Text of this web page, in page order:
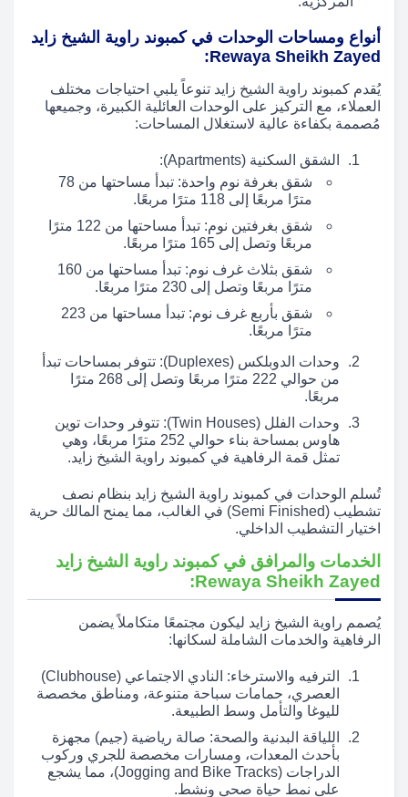
أنواع ومساحات الوحدات في كمبوند راوية الشيخ زايد
Rewaya Sheikh Zayed:
يُقدم كمبوند راوية الشيخ زايد تنوعاً يلبي احتياجات مختلف
العملاء، مع التركيز على الوحدات العائلية الكبيرة، وجميعها
مُصممة بكفاءة عالية لاستغلال المساحات:
الشقق السكنية (Apartments):
شقق بغرفة نوم واحدة: تبدأ مساحتها من 78
مترًا مربعًا إلى 118 مترًا مربعًا.
شقق بغرفتين نوم: تبدأ مساحتها من 122 مترًا
مربعًا وتصل إلى 165 مترًا مربعًا.
شقق بثلاث غرف نوم: تبدأ مساحتها من 160
مترًا مربعًا وتصل إلى 230 مترًا مربعًا.
شقق بأربع غرف نوم: تبدأ مساحتها من 223
مترًا مربعًا.
وحدات الدوبلكس (Duplexes): تتوفر بمساحات تبدأ
من حوالي 222 مترًا مربعًا وتصل إلى 268 مترًا
مربعًا.
وحدات الفلل (Twin Houses): تتوفر وحدات توين
هاوس بمساحة بناء حوالي 252 مترًا مربعًا، وهي
تمثل قمة الرفاهية في كمبوند راوية الشيخ زايد.
تُسلم الوحدات في كمبوند راوية الشيخ زايد بنظام نصف
تشطيب (Semi Finished) في الغالب، مما يمنح المالك حرية
اختيار التشطيب الداخلي.
الخدمات والمرافق في كمبوند راوية الشيخ زايد
Rewaya Sheikh Zayed:
يُصمم راوية الشيخ زايد ليكون مجتمعًا متكاملاً يضمن
الرفاهية والخدمات الشاملة لسكانها:
الترفيه والاسترخاء: النادي الاجتماعي (Clubhouse)
العصري، حمامات سباحة متنوعة، ومناطق مخصصة
لليوغا والتأمل وسط الطبيعة.
اللياقة البدنية والصحة: صالة رياضية (جيم) مجهزة
بأحدث المعدات، ومسارات مخصصة للجري وركوب
الدراجات (Jogging and Bike Tracks)، مما يشجع
على نمط حياة صحي ونشط.